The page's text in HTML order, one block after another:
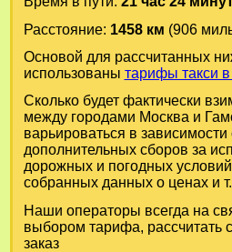
Расстояние: 1458 км (906
Основой для рассчитанных
использованы тарифы такси
Сколько будет фактически
между городами Москваи
варьироваться в зависимости
дополнительных сборов за
дорожных и погодных
собранных данных о ценах и
Наши операторы всегда на
выбором тарифа, рассчитать
заказ